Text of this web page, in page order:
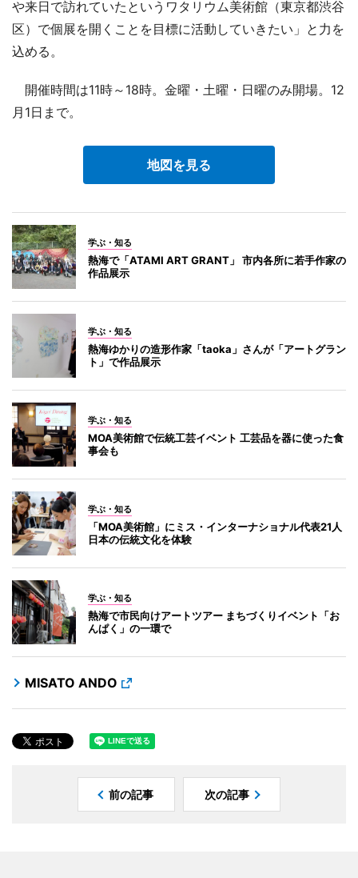
や来日で訪れていたというワタリウム美術館（東京都渋谷
区）で個展を開くことを目標に活動していきたい」と力を
込める。
開催時間は11時～18時。金曜・土曜・日曜のみ開場。12
月1日まで。
地図を見る
学ぶ・知る
熱海で「ATAMI ART GRANT」 市内各所に若手作家の
作品展示
学ぶ・知る
熱海ゆかりの造形作家「taoka」さんが「アートグラン
ト」で作品展示
学ぶ・知る
MOA美術館で伝統工芸イベント 工芸品を器に使った食
事会も
学ぶ・知る
「MOA美術館」にミス・インターナショナル代表21人
日本の伝統文化を体験
学ぶ・知る
熱海で市民向けアートツアー まちづくりイベント「お
んぱく」の一環で
MISATO ANDO
前の記事 次の記事